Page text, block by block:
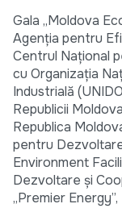
Gala „Moldova
Agenția pentru
Centrul Național
cu Organizația
Industrială
Republicii
Republica
pentru
Environment
Dezvoltare și
„Premier